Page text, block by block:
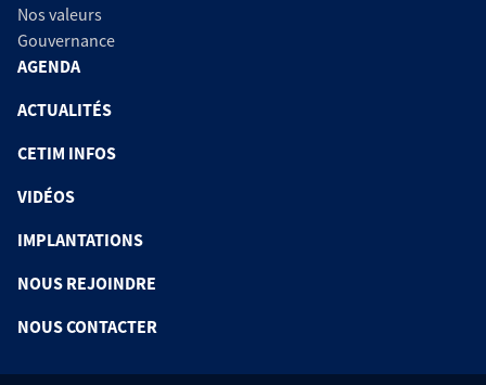
Nos valeurs
Gouvernance
AGENDA
ACTUALITÉS
CETIM INFOS
VIDÉOS
IMPLANTATIONS
NOUS REJOINDRE
NOUS CONTACTER